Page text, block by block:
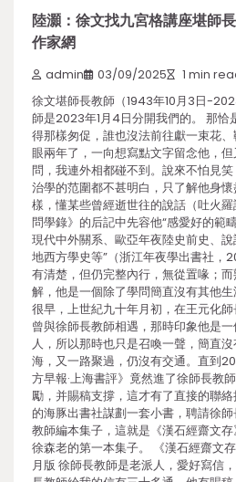
陸灝：徐文找九宮格講座堪師
作家網
admin 03/09/2025 1 min
徐文堪師長教師（1943年10月3日-
師是2023年1月4日分開我們的。 那恰
得那樣匆促，誰也沒法前往獻一束花
眼兩年了，一向想寫點文字留念他，
問，我連外相都碰不到。說來不怕見
治學的范圍都不甚明白，只了解他身
樣，懂某些曾經逝世往的說話（吐火
問學錄》的后記中先容他“感愛好的範
現代中外關系、歐亞年夜陸史前史、
地西方學史等”（浙江年夜學出書社，
有清楚，但仍完整內行，無從置喙；
解，他是一個除了學問簡直沒有其他
很早，上世紀九十年月初，在王元化
曾與徐師長教師相遇，那時印象他是
人，所以那時也只是召喚一聲，簡直
海，又一路聚過，仍沒有交通。直到
方早報·上海書評》竟然進了徐師長教
勵，并賜稿支撐，這才有了直接的聯
的海豚出書社謀劃一套小書，聘請徐
教師編本集子，這就是《漢石經齋文
徐森老的第一本集子。 《漢石經齋文
月版 徐師長教師是老派人，愛好寫信